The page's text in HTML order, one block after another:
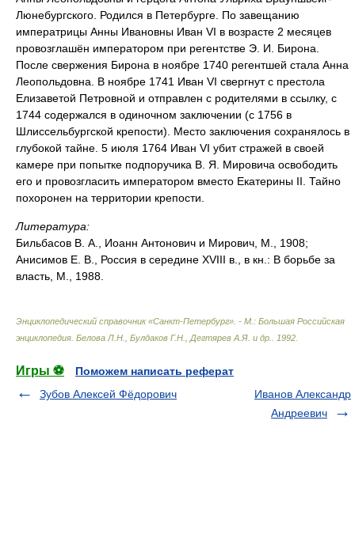
Люнебургского. Родился в Петербурге. По завещанию
императрицы Анны Ивановны Иван VI в возрасте 2 месяцев
провозглашён императором при регентстве Э. И. Бирона.
После свержения Бирона в ноябре 1740 регентшей стала Анна
Леопольдовна. В ноябре 1741 Иван VI свергнут с престола
Елизаветой Петровной и отправлен с родителями в ссылку, с
1744 содержался в одиночном заключении (с 1756 в
Шлиссельбургской крепости). Место заключения сохранялось в
глубокой тайне. 5 июля 1764 Иван VI убит стражей в своей
камере при попытке подпоручика В. Я. Мировича освободить
его и провозгласить императором вместо Екатерины II. Тайно
похоронен на территории крепости.
Литература:
Бильбасов В. А., Иоанн Антонович и Мирович, М., 1908;
Анисимов Е. В., Россия в середине XVIII в., в кн.: В борьбе за
власть, М., 1988.
Энциклопедический справочник «Санкт-Петербург». - М.: Большая Российская
энциклопедия Белова Л.Н., Булдаков Г.Н., Дегтярев А.Я. и др. 1992
Игры ⚽
Поможем написать реферат
Зубов Алексей Фёдорович
Иванов Александр
Андреевич